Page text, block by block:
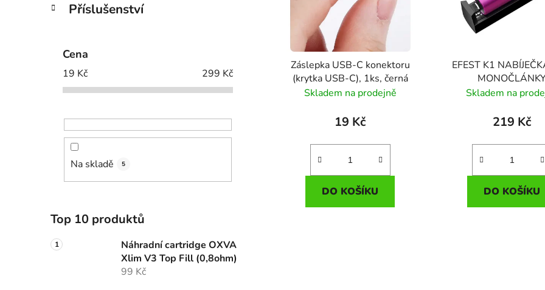
Příslušenství
Cena
19 Kč 299 Kč
Na skladě 5
Top 10 produktů
Náhradní cartridge OXVA
Xlim V3 Top Fill (0,8ohm)
99 Kč
Záslepka USB-C konektoru
(krytka USB-C), 1ks, černá
Skladem na prodejně
19 Kč
DO KOŠÍKU
EFEST K1
Skladem na
219 Kč
DO KOŠÍKU